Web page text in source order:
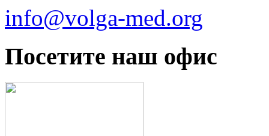
info@volga-med.org
Посетите наш офис